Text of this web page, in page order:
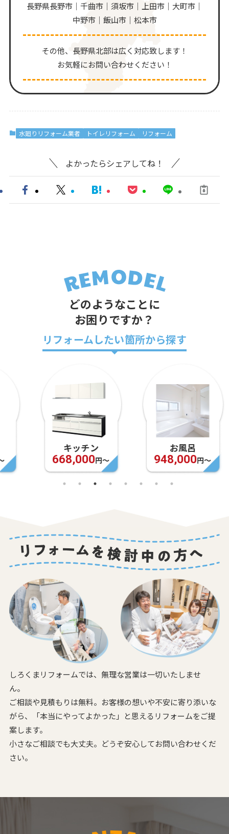
長野県長野市｜千曲市｜須坂市｜上田市｜大町市｜
中野市｜飯山市｜松本市
その他、⻑野県北部は広く対応致します！
お気軽にお問い合わせください！
水廻りリフォーム業者 トイレリフォーム リフォーム
よかったらシェアしてね！
どのようなことに
お困りですか？
リフォームしたい箇所から探す
キッチン
668,000円〜
お風呂
948,000円〜
しろくまリフォームでは、無理な営業は一切いたしませ
ん。
ご相談や見積もりは無料。お客様の想いや不安に寄り添いな
がら、
「本当にやってよかった」と思えるリフォームをご提
案します。
小さなご相談でも大丈夫。どうぞ安心してお問い合わせくだ
さい。